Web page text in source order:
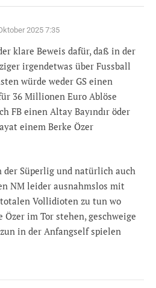
2025 7:35
klare Beweis dafür, daß in der
irgendetwas über Fussball
würde weder GS einen
36 Millionen Euro Ablöse
FB einen Altay Bayındır öder
einem Berke Özer
der Süperlig und natürlich auch
NM leider ausnahmslos mit
Vollidioten zu tun wo
Özer im Tor stehen, geschweige
in der Anfangself spielen